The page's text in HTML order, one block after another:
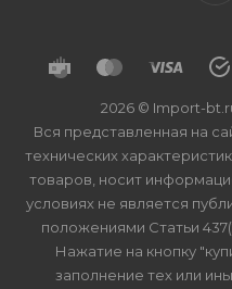
2026 © Import-
Вся представленная на
технических
товаров, носит
условиях не является
положениями Статьи
Нажатие на кнопку
заполнение тех или